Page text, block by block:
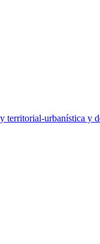
territorial-urbanística y